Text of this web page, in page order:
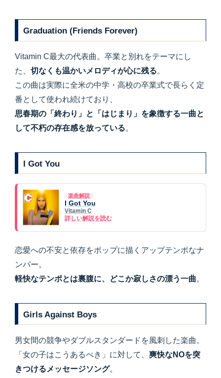
Graduation (Friends Forever)
Vitamin C最大の代表曲。卒業と別れをテーマにし
た、 切なくも温かいメロディが心に残る。
この曲は実際に全米の中学・高校の卒業式で長らく定
番として使われ続けており、
思春期の「終わり」と「はじまり」を象徴する一曲と
して不朽の存在感を放っている。
I Got You
楽曲解説
I Got You
Vitamin C
詳しい解説を読む
恋愛への不安と依存をポップに描くアップテンポなナ
ンバー。
軽快なテンポとは裏腹に、どこか寂しさの漂う一曲。
Girls Against Boys
男女間の競争やダブルスタンダードを風刺した楽曲。
「女の子はこうあるべき」に対して、 爽快なNOを突
きつけるメッセージソング。